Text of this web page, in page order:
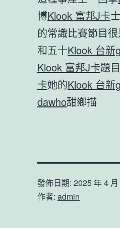
博Klook 富邦J卡
的常識比賽節目
和五十Klook 台新
Klook 富邦J卡題
卡她的Klook 台新
dawho甜鄉描
發佈日期: 2025 年 4 月
作者: admin